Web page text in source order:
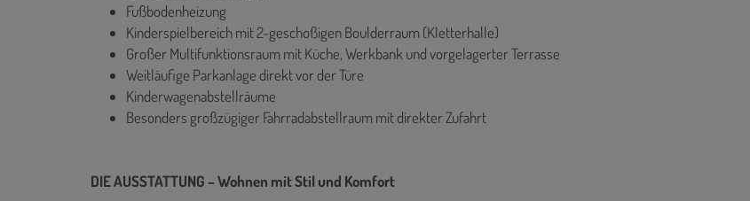
Fußbodenheizung
Kinderspielbereich mit 2-geschoßigen Boulderraum (Kletterhalle)
Großer Multifunktionsraum mit Küche, Werkbank und vorgelagerter Terrasse
Weitläufige Parkanlage direkt vor der Türe
Kinderwagenabstellräume
Besonders großzügiger Fahrradabstellraum mit direkter Zufahrt
DIE AUSSTATTUNG – Wohnen mit Stil und Komfort